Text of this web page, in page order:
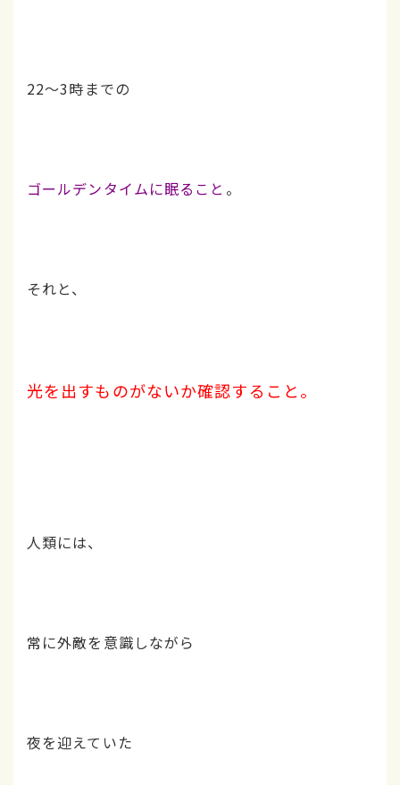
22～3時までの
ゴールデンタイムに眠ること 。
それと、
光を出すものがないか確認すること。
人類には、
常に外敵を意識しながら
夜を迎えていた